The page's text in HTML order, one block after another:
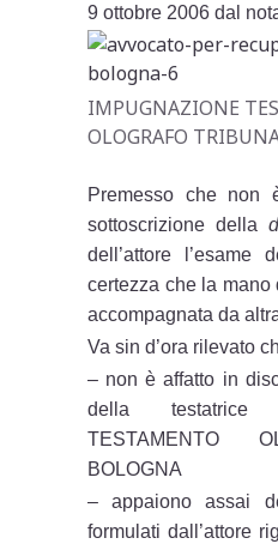
9 ottobre 2006 dal
IMPUGNAZIONE
OLOGRAFO
Premesso che non
sottoscrizione della
dell’attore l’esame
certezza che la mano
accompagnata da
Va sin d’ora rilevato
– non è affatto in
della testatrice
TESTAMENTO
BOLOGNA
– appaiono assai
formulati dall’attore